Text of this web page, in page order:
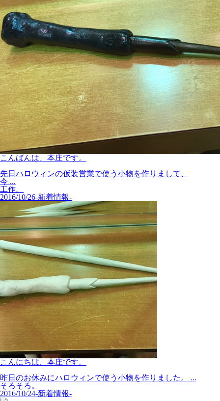
こんばんは、本庄です。
先日ハロウィンの仮装営業で使う小物を作りまして、
今 ...
工作。
2016/10/26-新着情報-
こんにちは、本庄です。
昨日のお休みにハロウィンで使う小物を作りました。 ...
そろそろ。
2016/10/24-新着情報-